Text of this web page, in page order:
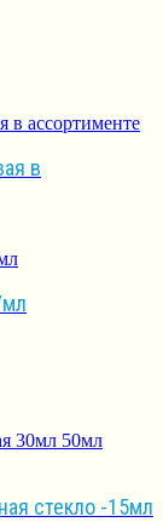
в
стекло -15мл